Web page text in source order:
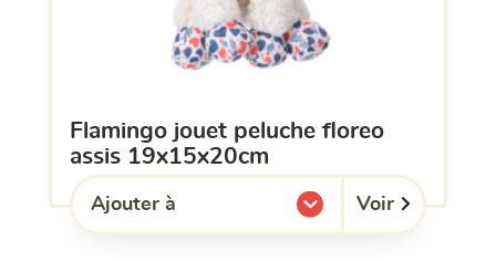
flamingo jouet peluche floreo
assis 19x15x20cm
Ajouter à
l'une de mes listes. Voir